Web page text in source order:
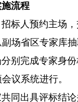
流程
标人预约主场
场省区专家库抽
别完成专家身
议系统进行。
同出具评标结